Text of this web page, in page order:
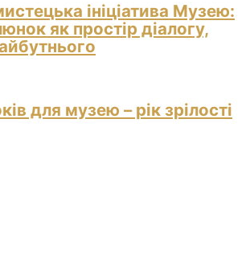
ініціатива Музею:
як простір діалогу,
для музею – рік зрілості